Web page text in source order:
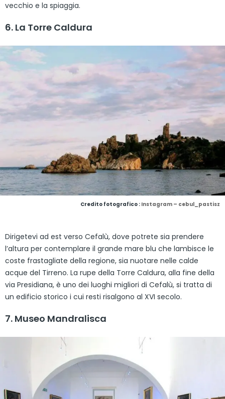
vecchio e la spiaggia.
6. La Torre Caldura
Credito fotografico : Instagram – cebul_pastisz
Dirigetevi ad est verso Cefalù, dove potrete sia prendere
l’altura per contemplare il grande mare blu che lambisce le
coste frastagliate della regione, sia nuotare nelle calde
acque del Tirreno. La rupe della Torre Caldura, alla fine della
via Presidiana, è uno dei luoghi migliori di Cefalù, si tratta di
un edificio storico i cui resti risalgono al XVI secolo.
7. Museo Mandralisca